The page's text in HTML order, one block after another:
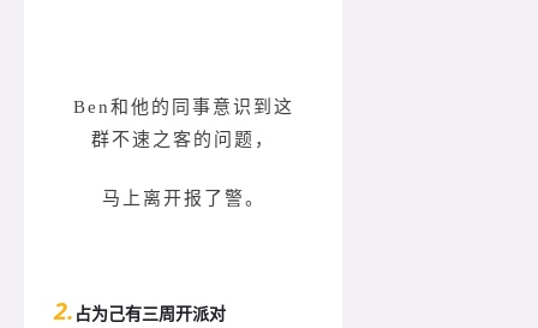
Ben和他的同事意识到这
群不速之客的问题，
马上离开报了警。
2. 占为己有三周开派对